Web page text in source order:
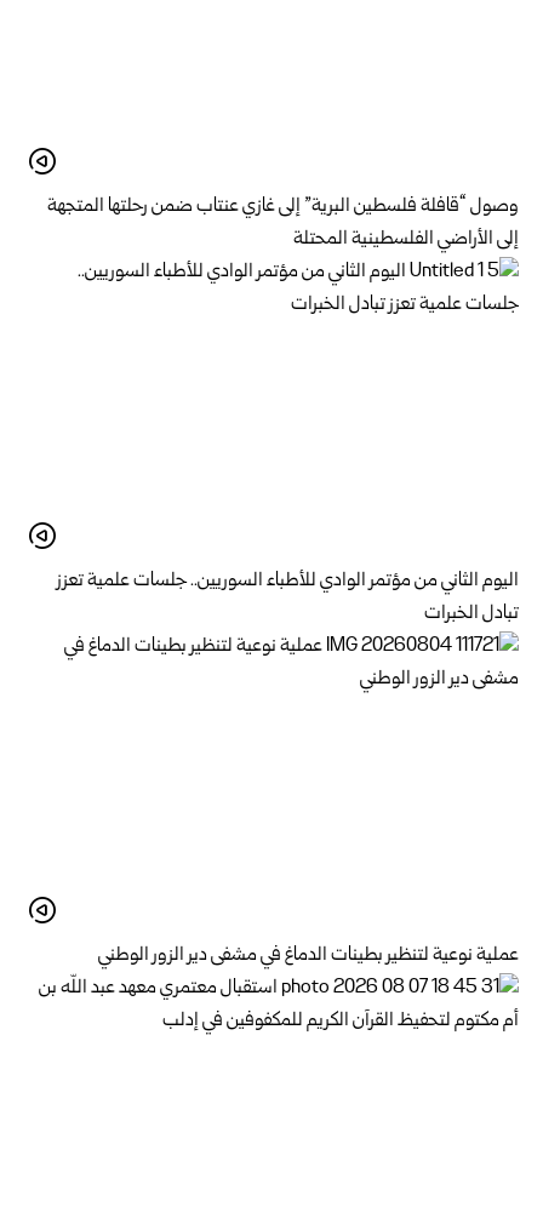
وصول “قافلة فلسطين البرية” إلى غازي عنتاب ضمن رحلتها المتجهة
إلى الأراضي الفلسطينية المحتلة
اليوم الثاني من مؤتمر الوادي للأطباء السوريين.. جلسات علمية تعزز
تبادل الخبرات
عملية نوعية لتنظير بطينات الدماغ في مشفى دير الزور الوطني